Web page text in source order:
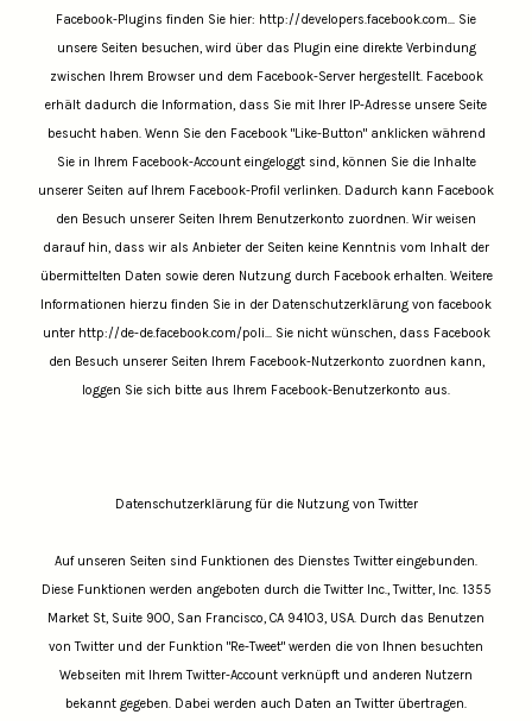
Facebook-Plugins finden Sie hier: http://developers.facebook.com... Sie
unsere Seiten besuchen, wird über das Plugin eine direkte Verbindung
zwischen Ihrem Browser und dem Facebook-Server hergestellt. Facebook
erhält dadurch die Information, dass Sie mit Ihrer IP-Adresse unsere Seite
besucht haben. Wenn Sie den Facebook "Like-Button" anklicken während
Sie in Ihrem Facebook-Account eingeloggt sind, können Sie die Inhalte
unserer Seiten auf Ihrem Facebook-Profil verlinken. Dadurch kann Facebook
den Besuch unserer Seiten Ihrem Benutzerkonto zuordnen. Wir weisen
darauf hin, dass wir als Anbieter der Seiten keine Kenntnis vom Inhalt der
übermittelten Daten sowie deren Nutzung durch Facebook erhalten. Weitere
Informationen hierzu finden Sie in der Datenschutzerklärung von facebook
unter http://de-de.facebook.com/poli...Sie nicht wünschen, dass Facebook
den Besuch unserer Seiten Ihrem Facebook-Nutzerkonto zuordnen kann,
loggen Sie sich bitte aus Ihrem Facebook-Benutzerkonto aus.
Datenschutzerklärung für die Nutzung von Twitter
Auf unseren Seiten sind Funktionen des Dienstes Twitter eingebunden.
Diese Funktionen werden angeboten durch die Twitter Inc., Twitter, Inc. 1355
Market St, Suite 900, San Francisco, CA 94103, USA. Durch das Benutzen
von Twitter und der Funktion "Re-Tweet" werden die von Ihnen besuchten
Webseiten mit Ihrem Twitter-Account verknüpft und anderen Nutzern
bekannt gegeben. Dabei werden auch Daten an Twitter übertragen.